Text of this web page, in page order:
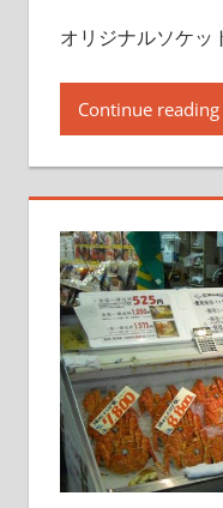
オリジナルソケッ
Continue reading